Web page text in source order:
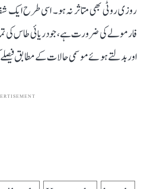
روزی روٹی بھی متاثر نہ ہو۔ اسی طرح ایک
فارمولے کی ضرورت ہے، جو دریائی طاس کی
اور بدلتے ہوئے موسمی حالات کے مطابق